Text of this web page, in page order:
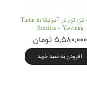
کتاب تن تن در آمریکا Tintin in
America - Yawning
۵,۵۸۰,۰۰۰ تومان
افزودن به سبد خرید